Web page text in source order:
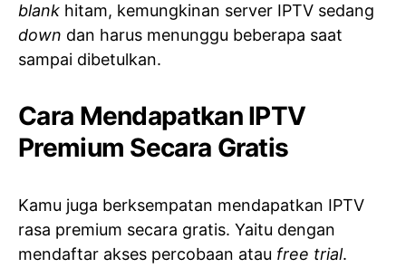
blank hitam, kemungkinan server IPTV sedang
down dan harus menunggu beberapa saat
sampai dibetulkan.
Cara Mendapatkan IPTV
Premium Secara Gratis
Kamu juga berksempatan mendapatkan IPTV
rasa premium secara gratis. Yaitu dengan
mendaftar akses percobaan atau free trial.